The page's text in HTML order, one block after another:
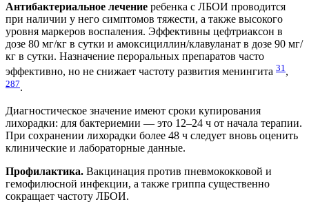
Антибактериальное лечение ребенка с ЛБОИ проводится
при наличии у него симптомов тяжести, а также высокого
уровня маркеров воспаления. Эффективны цефтриаксон в
дозе 80 мг/кг в сутки и амоксициллин/клавуланат в дозе 90 мг/
кг в сутки. Назначение пероральных препаратов часто
эффективно, но не снижает частоту развития менингита 31,
287.
Диагностическое значение имеют сроки купирования
лихорадки: для бактериемии — это 12–24 ч от начала терапии.
При сохранении лихорадки более 48 ч следует вновь оценить
клинические и лабораторные данные.
Профилактика. Вакцинация против пневмококковой и
гемофилюсной инфекции, а также гриппа существенно
сокращает частоту ЛБОИ.